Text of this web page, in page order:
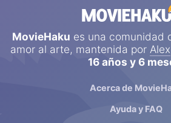
MovieHaku es una comunidad
amor al arte, mantenida por Alex
16 años y 6
Acerca de
Ayuda y FAQ